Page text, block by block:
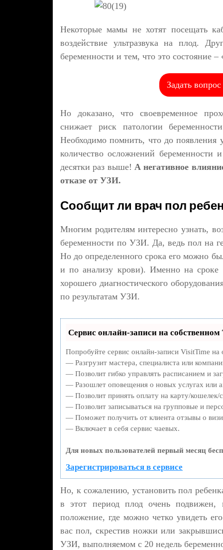
Некоторые мамы не хотят посещать
воздействие ультразвука на плод.
беременности и тем, что это состояние –
Задать
Но доказано, что своевременное
снижает риск патологии
Необходимо помнить, что до появления
количество осложнений
десятки раз выше! А негативное
отказе от УЗИ.
Сообщит ли врач пол
Многим родителям интересно узнать,
беременности по УЗИ. Да, ведь пол на
Но до определенного срока его можно
и по анализу крови). Именно на
хорошего диагностического
по результатам УЗИ.
Сервис онлайн-записи на собственном
Попробуйте сервис онлайн-записи VisitTime
— Разгрузит мастера, специалиста или
— Позволит гибко управлять расписанием и
— Разошлет оповещения о новых услугах или
— Позволит принять оплату на карту/кошелек/
— Позволит записываться на групповые и
— Поможет получить от клиента отзывы о
— Включает в себя сервис чаевых.
Для новых пользователей первый месяц
Зарегистрироваться в сервисе
Но, к сожалению, установить пол
в этот период плод очень подвижен,
положение, где можно четко увидеть
вас пол, скрестив ножки или
УЗИ, выполняемом с 20 недель